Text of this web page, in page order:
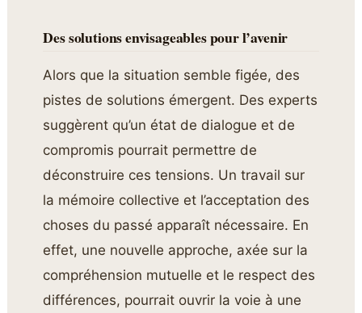
Des solutions envisageables pour l’avenir
Alors que la situation semble figée, des
pistes de solutions émergent. Des experts
suggèrent qu’un état de dialogue et de
compromis pourrait permettre de
déconstruire ces tensions. Un travail sur
la mémoire collective et l’acceptation des
choses du passé apparaît nécessaire. En
effet, une nouvelle approche, axée sur la
compréhension mutuelle et le respect des
différences, pourrait ouvrir la voie à une